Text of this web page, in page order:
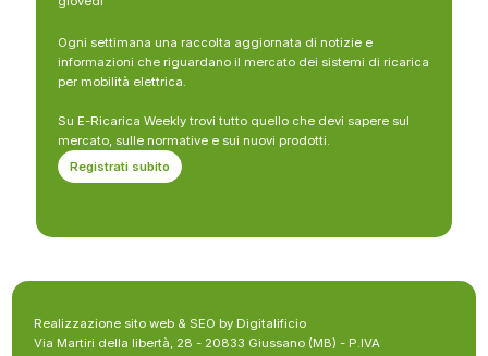
Ogni settimana una raccolta aggiornata di notizie e
informazioni che riguardano il mercato dei sistemi di ricarica
per mobilità elettrica.
Su E-Ricarica Weekly trovi tutto quello che devi sapere sul
mercato, sulle normative e sui nuovi prodotti.
Registrati subito
Realizzazione sito web & SEO by Digitalificio
Via Martiri della libertà, 28 - 20833 Giussano (MB) - P.IVA